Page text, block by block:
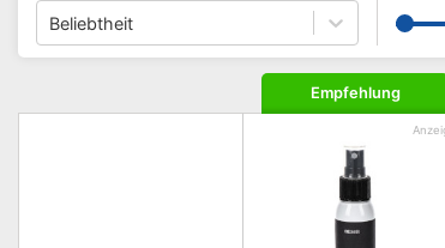
Beliebtheit
Empfehlung